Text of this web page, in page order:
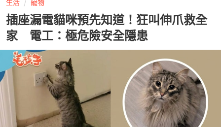
生活 寵物
插座漏電貓咪預先知道！狂叫伸爪救全
家 電工：極危險安全隱患